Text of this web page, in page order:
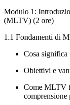
Modulo 1:
(MLTV) (2 ore)
1.1 Fondamenti di
Cosa
Obiettivi e
Come MLTV
comprensione